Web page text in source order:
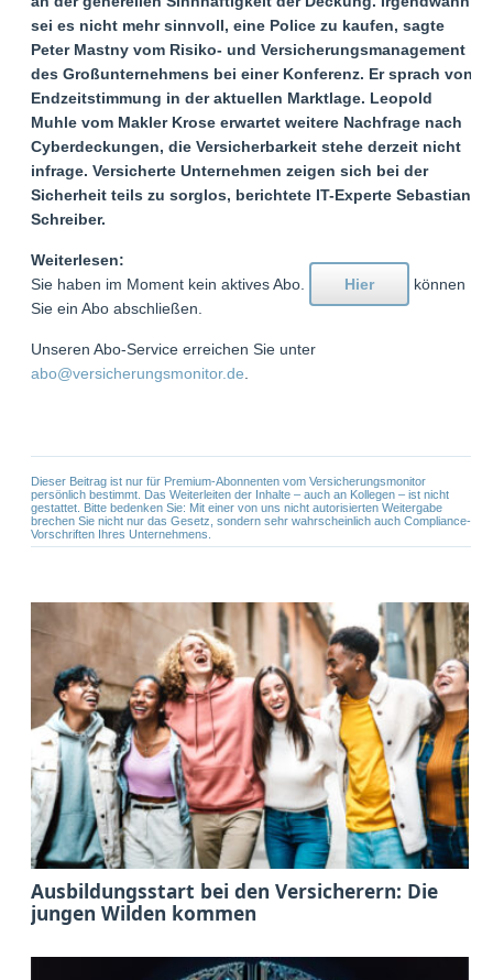
sei es nicht mehr sinnvoll, eine Police zu kaufen, sagte
Peter Mastny vom Risiko- und Versicherungsmanagement
des Großunternehmens bei einer Konferenz. Er sprach von
Endzeitstimmung in der aktuellen Marktlage. Leopold
Muhle vom Makler Krose erwartet weitere Nachfrage nach
Cyberdeckungen, die Versicherbarkeit stehe derzeit nicht
infrage. Versicherte Unternehmen zeigen sich bei der
Sicherheit teils zu sorglos, berichtete IT-Experte Sebastian
Schreiber.
Weiterlesen:
Sie haben im Moment kein aktives Abo.
Hier
können
Sie ein Abo abschließen.
Unseren Abo-Service erreichen Sie unter
abo@versicherungsmonitor.de
Dieser Beitrag ist nur für Premium-Abonnenten vom Versicherungsmonitor
persönlich bestimmt. Das Weiterleiten der Inhalte – auch an Kollegen – ist nicht
gestattet. Bitte bedenken Sie: Mit einer von uns nicht autorisierten Weitergabe
brechen Sie nicht nur das Gesetz, sondern sehr wahrscheinlich auch Compliance-
Vorschriften Ihres Unternehmens.
Ausbildungsstart bei den Versicherern: Die
jungen Wilden kommen